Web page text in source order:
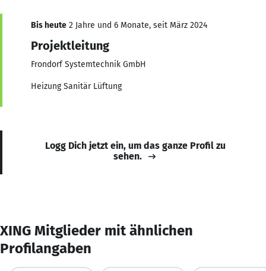
Bis heute 2 Jahre und 6 Monate, seit März 2024
Projektleitung
Frondorf Systemtechnik GmbH
Heizung Sanitär Lüftung
Logg Dich jetzt ein, um das ganze Profil zu
sehen.
XING Mitglieder mit ähnlichen
Profilangaben